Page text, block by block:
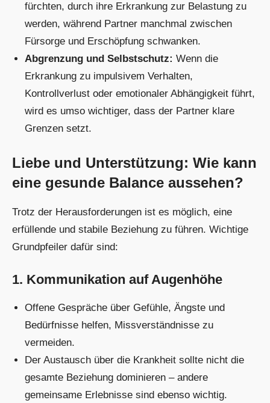
fürchten, durch ihre Erkrankung zur Belastung zu
werden, während Partner manchmal zwischen
Fürsorge und Erschöpfung schwanken.
Abgrenzung und Selbstschutz: Wenn die
Erkrankung zu impulsivem Verhalten,
Kontrollverlust oder emotionaler Abhängigkeit führt,
wird es umso wichtiger, dass der Partner klare
Grenzen setzt.
Liebe und Unterstützung: Wie kann
eine gesunde Balance aussehen?
Trotz der Herausforderungen ist es möglich, eine
erfüllende und stabile Beziehung zu führen. Wichtige
Grundpfeiler dafür sind:
1. Kommunikation auf Augenhöhe
Offene Gespräche über Gefühle, Ängste und
Bedürfnisse helfen, Missverständnisse zu
vermeiden.
Der Austausch über die Krankheit sollte nicht die
gesamte Beziehung dominieren – andere
gemeinsame Erlebnisse sind ebenso wichtig.